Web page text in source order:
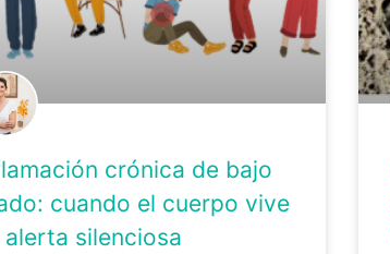
crónica de bajo
cuando el cuerpo vive
alerta silenciosa